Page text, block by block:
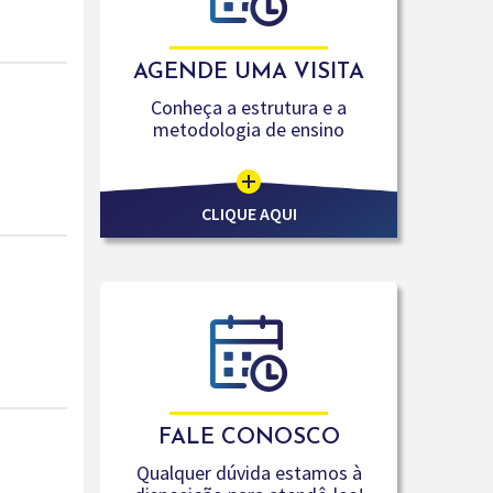
AGENDE UMA VISITA
Conheça a estrutura e a
metodologia de ensino
CLIQUE AQUI
FALE CONOSCO
Qualquer dúvida estamos à